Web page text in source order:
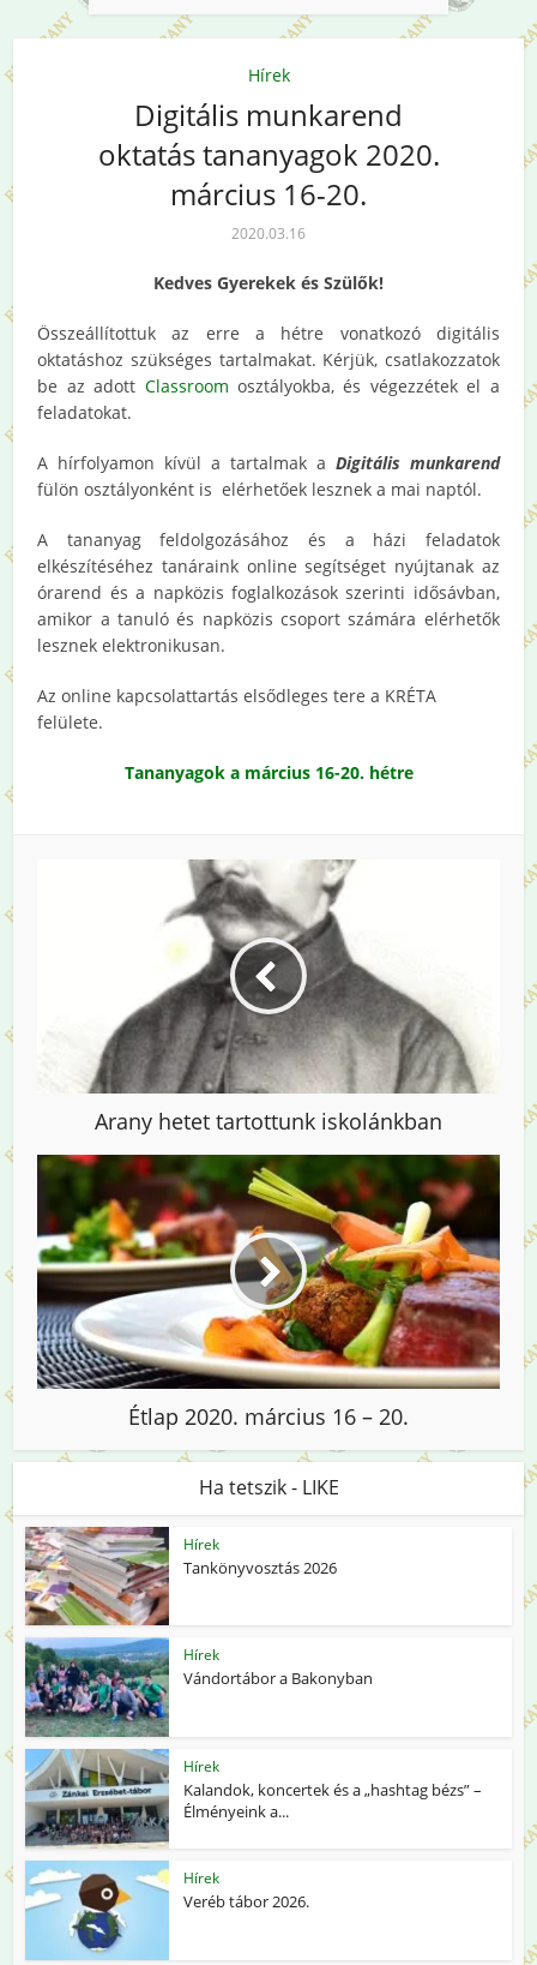
Hírek
Digitális munkarend
oktatás tananyagok 2020.
március 16-20.
2020.03.16
Kedves Gyerekek és Szülők!
Összeállítottuk az erre a hétre vonatkozó digitális
oktatáshoz szükséges tartalmakat. Kérjük, csatlakozzatok
be az adott Classroom osztályokba, és végezzétek el a
feladatokat.
A hírfolyamon kívül a tartalmak a Digitális munkarend
fülön osztályonként is elérhetőek lesznek a mai naptól.
A tananyag feldolgozásához és a házi feladatok
elkészítéséhez tanáraink online segítséget nyújtanak az
órarend és a napközis foglalkozások szerinti idősávban,
amikor a tanuló és napközis csoport számára elérhetők
lesznek elektronikusan.
Az online kapcsolattartás elsődleges tere a KRÉTA
felülete.
Tananyagok a március 16-20. hétre
Arany hetet tartottunk iskolánkban
Étlap 2020. március 16 – 20.
Ha tetszik - LIKE
Hírek
Tankönyvosztás 2026
Hírek
Vándortábor a Bakonyban
Hírek
Kalandok, koncertek és a „hashtag bézs” –
Élményeink a...
Hírek
Veréb tábor 2026.